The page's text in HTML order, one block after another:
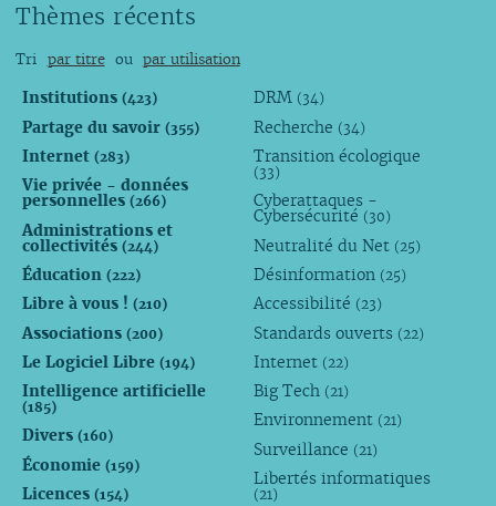
Thèmes récents
Tri par titre ou par utilisation
Institutions (423)
Partage du savoir (355)
Internet (283)
Vie privée - données
personnelles (266)
Administrations et
collectivités (244)
Éducation (222)
Libre à vous ! (210)
Associations (200)
Le Logiciel Libre (194)
Intelligence artificielle
(185)
Divers (160)
Économie (159)
Licences (154)
DRM (34)
Recherche (34)
Transition écologique
(33)
Cyberattaques -
Cybersécurité (30)
Neutralité du Net (25)
Désinformation (25)
Accessibilité (23)
Standards ouverts (22)
Internet (22)
Big Tech (21)
Environnement (21)
Surveillance (21)
Libertés informatiques
(21)